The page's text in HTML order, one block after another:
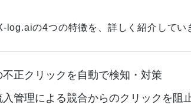
因は？流入をCVにつなげる改善
log.aiの4つの特徴を、詳しく紹介してい
不正クリックを自動で検知・対策
入管理による競合からのクリックを阻